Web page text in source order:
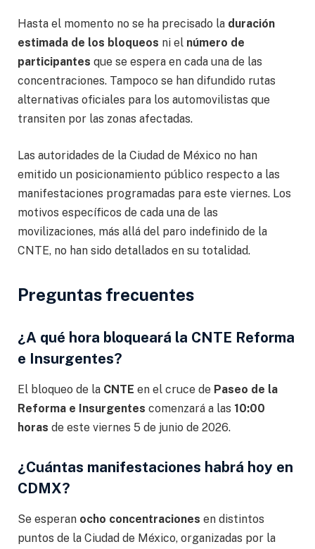
Hasta el momento no se ha precisado la duración
estimada de los bloqueos ni el número de
participantes que se espera en cada una de las
concentraciones. Tampoco se han difundido rutas
alternativas oficiales para los automovilistas que
transiten por las zonas afectadas.
Las autoridades de la Ciudad de México no han
emitido un posicionamiento público respecto a las
manifestaciones programadas para este viernes. Los
motivos específicos de cada una de las
movilizaciones, más allá del paro indefinido de la
CNTE, no han sido detallados en su totalidad.
Preguntas frecuentes
¿A qué hora bloqueará la CNTE Reforma
e Insurgentes?
El bloqueo de la CNTE en el cruce de Paseo de la
Reforma e Insurgentes comenzará a las 10:00
horas de este viernes 5 de junio de 2026.
¿Cuántas manifestaciones habrá hoy en
CDMX?
Se esperan ocho concentraciones en distintos
puntos de la Ciudad de México, organizadas por la